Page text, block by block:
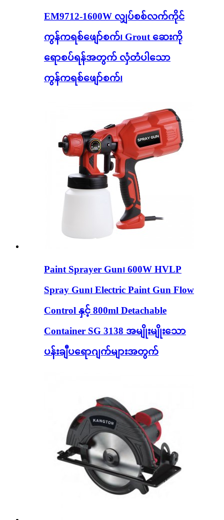
EM9712-1600W လျှပ်စစ်လက်ကိုင်
ကွန်ကရစ်ဖျော်စက်၊ Grout ဆေးကို
ရောစပ်ရန်အတွက် လှံတံပါသော
ကွန်ကရစ်ဖျော်စက်၊
Paint Sprayer Gun၊ 600W HVLP
Spray Gun၊ Electric Paint Gun Flow
Control နှင့် 800ml Detachable
Container SG 3138 အမျိုးမျိုးသော
ပန်းချီပရောဂျက်များအတွက်